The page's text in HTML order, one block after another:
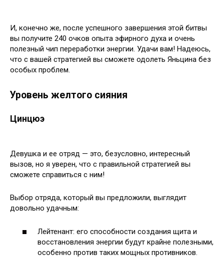
И, конечно же, после успешного завершения этой битвы
вы получите 240 очков опыта эфирного духа и очень
полезный чип переработки энергии. Удачи вам! Надеюсь,
что с вашей стратегией вы сможете одолеть Яньцина без
особых проблем.
Уровень желтого сияния
Цинцюэ
Девушка и ее отряд — это, безусловно, интересный
вызов, но я уверен, что с правильной стратегией вы
сможете справиться с ним!
Выбор отряда, который вы предложили, выглядит
довольно удачным:
Лейтенант: его способности создания щита и
восстановления энергии будут крайне полезными,
особенно против таких мощных противников.